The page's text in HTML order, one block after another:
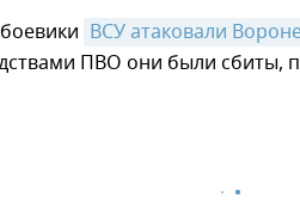
ВСУ атаковали
ПВО они были сбиты,